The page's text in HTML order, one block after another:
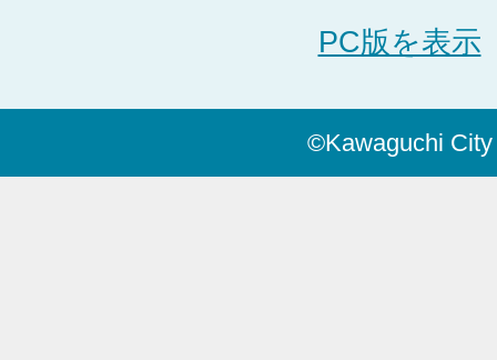
PC版を表示
©Kawaguchi City